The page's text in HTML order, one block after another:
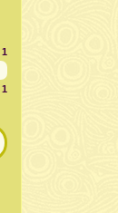
1
1